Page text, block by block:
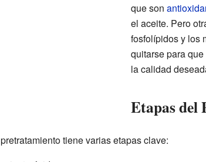
que son
el aceite. Pero
fosfolípidos y los
quitarse para
la calidad
Etapas del
tiene varias etapas clave: